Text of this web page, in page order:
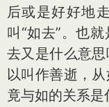
后或是好好地
叫“如去”。也
去又是什么意
以叫作善逝，
竟与如的关系是